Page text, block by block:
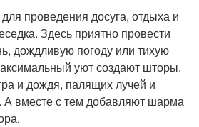
проведения досуга, отдыха и
Здесь приятно провести
дождливую погоду или тихую
уют создают шторы.
и дождя, палящих лучей и
А вместе с тем добавляют шарма